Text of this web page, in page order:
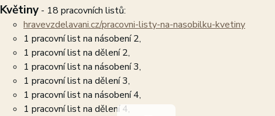
Květiny- 18 pracovních listů:
hravevzdelavani.cz/pracovni-listy-na-nasobilku-kvetiny
1 pracovní list na násobení 2,
1 pracovní list na dělení 2,
1 pracovní list na násobení 3,
1 pracovní list na dělení 3,
1 pracovní list na násobení 4,
1 pracovní list na dělení 4,